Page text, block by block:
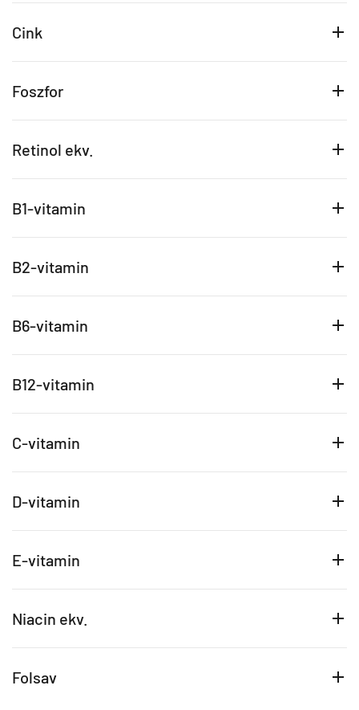
Cink
Foszfor
Retinol ekv.
B1-vitamin
B2-vitamin
B6-vitamin
B12-vitamin
C-vitamin
D-vitamin
E-vitamin
Niacin ekv.
Folsav